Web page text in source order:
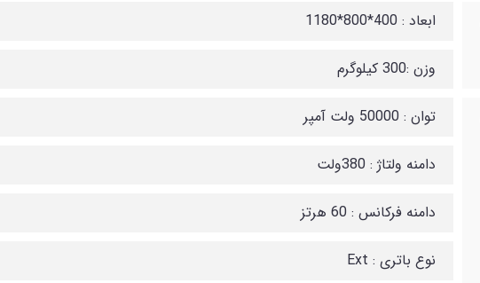
ابعاد : 400*800*1180
وزن :300 کیلوگرم
توان : 50000 ولت آمپر
دامنه ولتاژ : 380ولت
دامنه فرکانس : 60 هرتز
نوع باتری : Ext